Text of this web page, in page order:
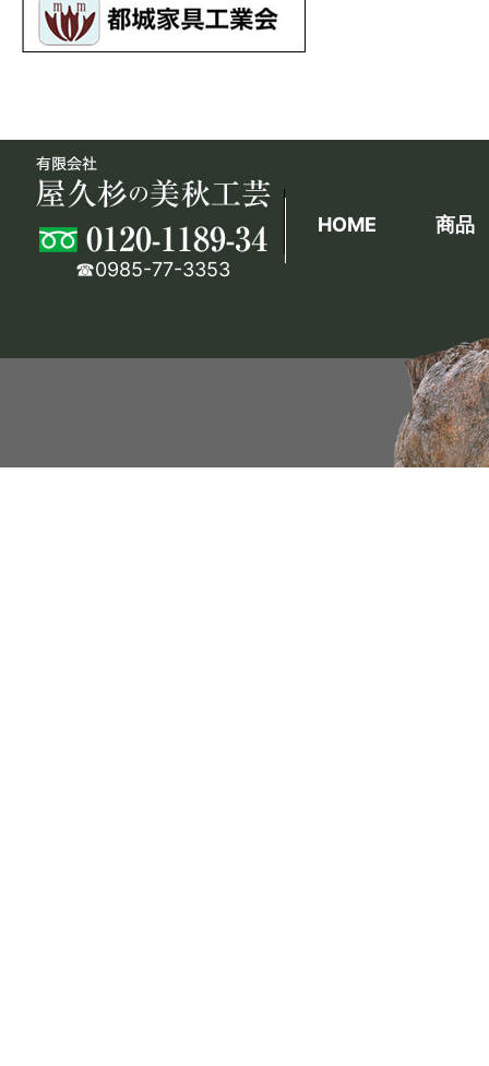
HOME
商品
☎0985-77-3353